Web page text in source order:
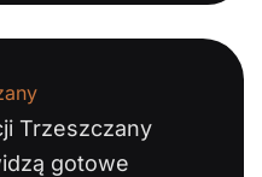
Trzeszczany
gotowe